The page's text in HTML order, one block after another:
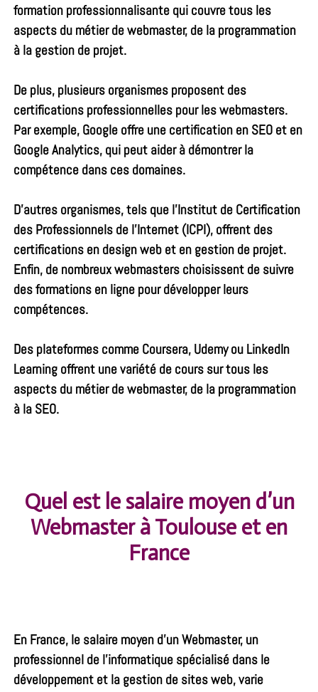
formation professionnalisante qui couvre tous les
aspects du métier de webmaster, de la programmation
à la gestion de projet.
De plus, plusieurs organismes proposent des
certifications professionnelles pour les webmasters.
Par exemple, Google offre une certification en SEO et en
Google Analytics, qui peut aider à démontrer la
compétence dans ces domaines.
D’autres organismes, tels que l’Institut de Certification
des Professionnels de l’Internet (ICPI), offrent des
certifications en design web et en gestion de projet.
Enfin, de nombreux webmasters choisissent de suivre
des formations en ligne pour développer leurs
compétences.
Des plateformes comme Coursera, Udemy ou LinkedIn
Learning offrent une variété de cours sur tous les
aspects du métier de webmaster, de la programmation
à la SEO.
Quel est le salaire moyen d’un
Webmaster à Toulouse et en
France
En France, le salaire moyen d’un Webmaster, un
professionnel de l’informatique spécialisé dans le
développement et la gestion de sites web, varie